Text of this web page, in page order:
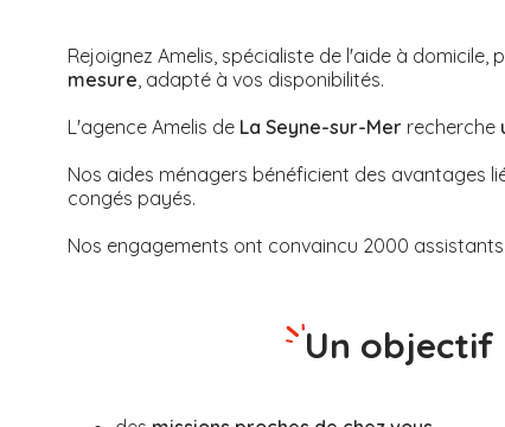
Rejoignez Amelis, spécialiste de l'aide à
mesure, adapté à vos disponibilités.
L'agence Amelis de La Seyne-sur-Mer recherche
Nos aides ménagers bénéficient des avantages
congés payés.
Nos engagements ont convaincu 2000
Un objectif